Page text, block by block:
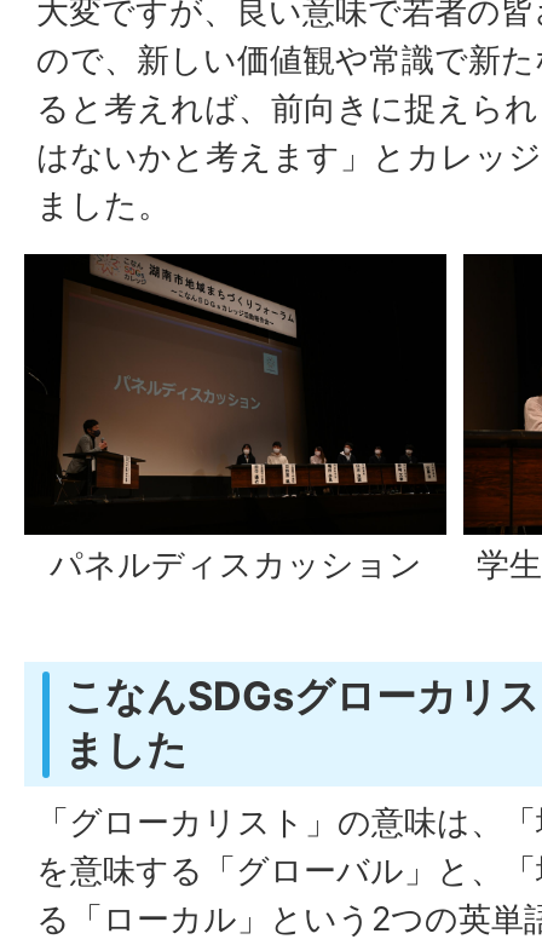
大変ですが、良い意味で若者の
ので、新しい価値観や常識で新
ると考えれば、前向きに捉えら
はないかと考えます」とカレッ
ました。
パネルディスカッション 学
こなんSDGsグローカリ
ました
「グローカリスト」の意味は、
を意味する「グローバル」と、
る「ローカル」という2つの英単